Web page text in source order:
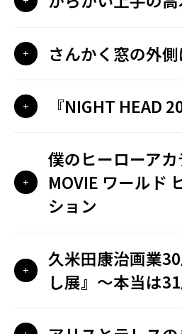
さんかく窓の外
『NIGHT HEAD
僕のヒーローア
MOVIE ワールド
ション
久米田康治画業
し展』〜本当は